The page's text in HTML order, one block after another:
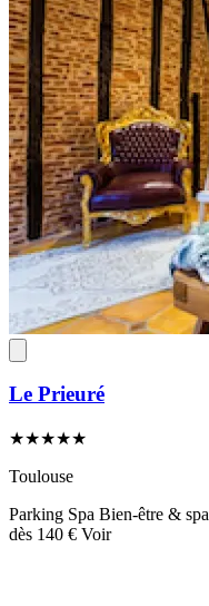
Le Prieuré
★★★★★
Toulouse
Parking Spa Bien-être & spa
dès 140 € Voir